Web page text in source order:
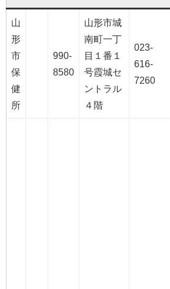
山
形
市
保
健
所
990-
8580
山形市城
南町一丁
目１番１
号霞城セ
ントラル
４階
023-
616-
7260